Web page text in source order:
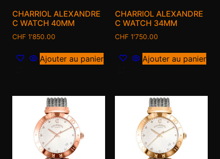
CHARRIOL ALEXANDRE
C WATCH 40MM
CHF 1'850.00
Ajouter au panier
CHARRIOL ALEXANDRE
C WATCH 34MM
CHF 1'750.00
Ajouter au panier